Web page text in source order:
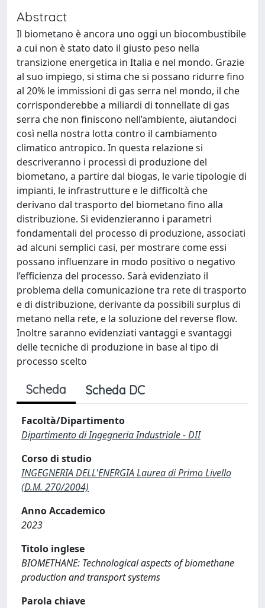
Abstract
Il biometano è ancora uno oggi un biocombustibile
a cui non è stato dato il giusto peso nella
transizione energetica in Italia e nel mondo. Grazie
al suo impiego, si stima che si possano ridurre fino
al 20% le immissioni di gas serra nel mondo, il che
corrisponderebbe a miliardi di tonnellate di gas
serra che non finiscono nell’ambiente, aiutandoci
così nella nostra lotta contro il cambiamento
climatico antropico. In questa relazione si
descriveranno i processi di produzione del
biometano, a partire dal biogas, le varie tipologie di
impianti, le infrastrutture e le difficoltà che
derivano dal trasporto del biometano fino alla
distribuzione. Si evidenzieranno i parametri
fondamentali del processo di produzione, associati
ad alcuni semplici casi, per mostrare come essi
possano influenzare in modo positivo o negativo
l’efficienza del processo. Sarà evidenziato il
problema della comunicazione tra rete di trasporto
e di distribuzione, derivante da possibili surplus di
metano nella rete, e la soluzione del reverse flow.
Inoltre saranno evidenziati vantaggi e svantaggi
delle tecniche di produzione in base al tipo di
processo scelto
Scheda Scheda DC
Facoltà/Dipartimento
Dipartimento di Ingegneria Industriale - DII
Corso di studio
INGEGNERIA DELL'ENERGIA Laurea di Primo Livello
(D.M. 270/2004)
Anno Accademico
2023
Titolo inglese
BIOMETHANE: Technological aspects of biomethane
production and transport systems
Parola chiave